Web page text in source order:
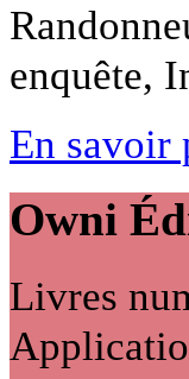
enquête,
En savoir
Owni
Livres